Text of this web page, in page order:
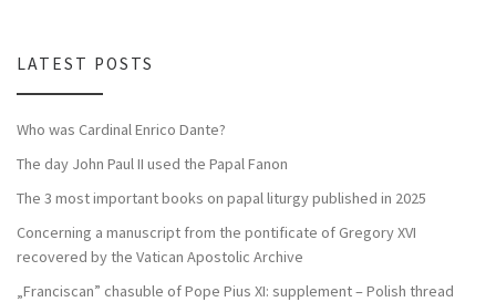
LATEST POSTS
Who was Cardinal Enrico Dante?
The day John Paul II used the Papal Fanon
The 3 most important books on papal liturgy published in 2025
Concerning a manuscript from the pontificate of Gregory XVI
recovered by the Vatican Apostolic Archive
„Franciscan” chasuble of Pope Pius XI: supplement – Polish thread